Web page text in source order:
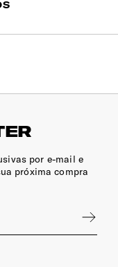
por e-mail e
próxima compra